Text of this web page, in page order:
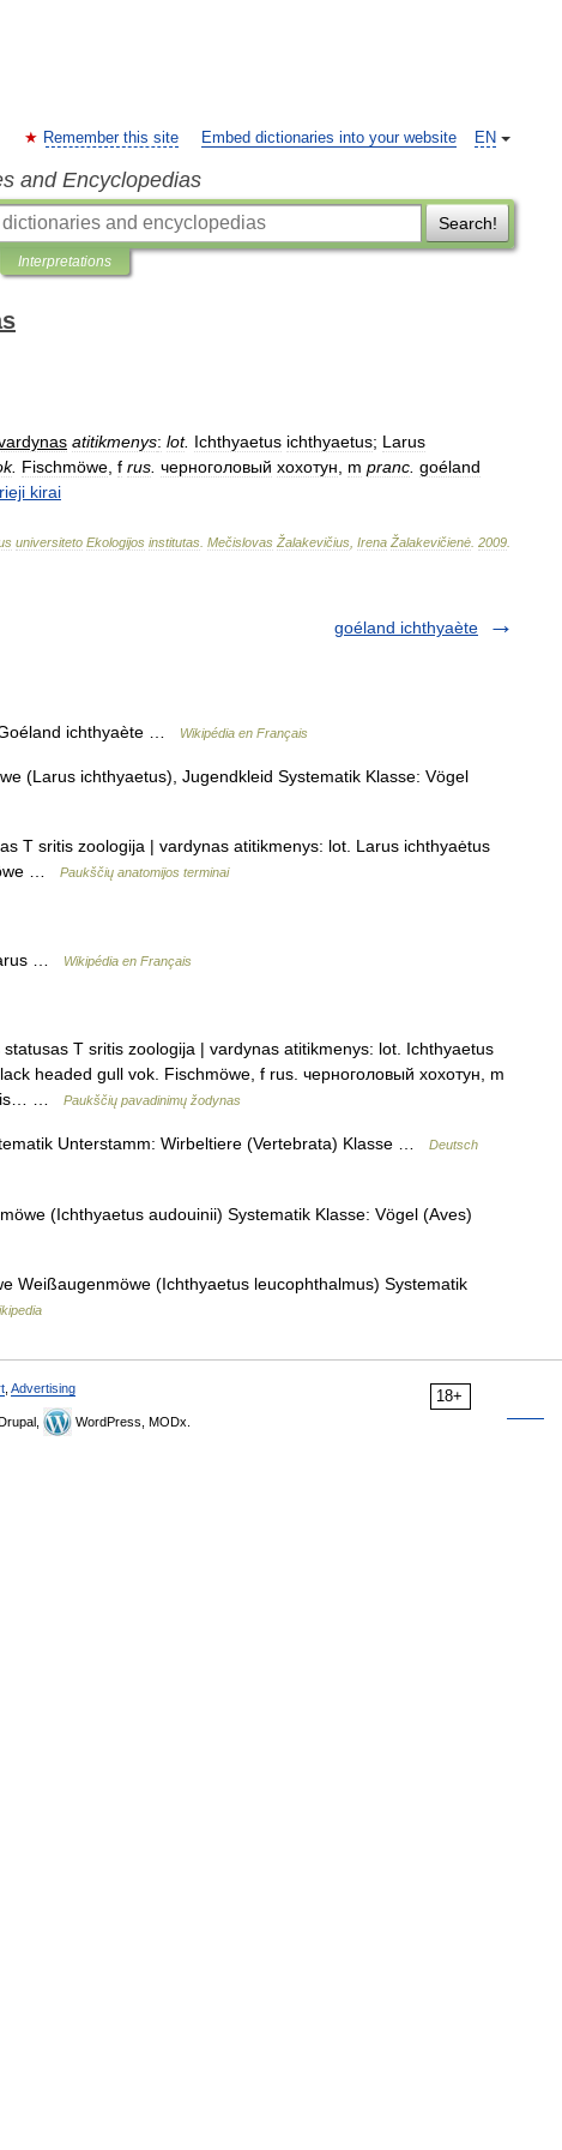
EN
Remember this site Embed dictionaries into your website
and Encyclopedias
Search!
Interpretations
atitikmenys: lot. Ichthyaetus ichthyaetus; Larus
. Fischmöwe f rus черноголовый хохотун m pranc goéland
kirai
universiteto Ekologijos institutas Mečislovas Žalakevičius Irena Žalakevičienė 2009
goéland ichthyaète
ichthyaète … Wikipédia en Français
(Larus ichthyaetus), Jugendkleid Systematik Klasse: Vögel
T sritis zoologija | vardynas atitikmenys: lot. Larus ichthyaėtus
…
Paukščių anatomijos terminai
… Wikipédia en Français
T sritis zoologija | vardynas atitikmenys: lot. Ichthyaetus
headed gull vok. Fischmöwe, f rus. черноголовый хохотун, m
…
Paukščių pavadinimų žodynas
Unterstamm: Wirbeltiere (Vertebrata) Klasse …
Deutsch
(Ichthyaetus audouinii) Systematik Klasse: Vögel (Aves)
Weißaugenmöwe (Ichthyaetus leucophthalmus) Systematik
18+
Advertising
WordPress, MODx.